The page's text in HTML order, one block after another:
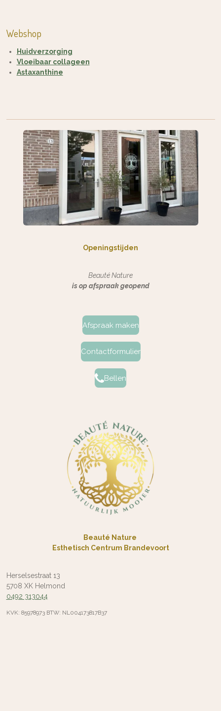
Webshop
Huidverzorging
Vloeibaar collageen
Astaxanthine
Openingstijden
Beauté Nature
is op afspraak geopend
Afspraak maken
Contactformulier
Bellen
Beauté Nature
Esthetisch Centrum Brandevoort
Herselsestraat 13
5708 XK Helmond
0492 313044
KVK: 85978973 BTW: NL004173817B37